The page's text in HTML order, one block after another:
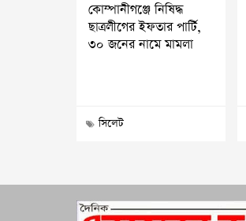
কোম্পানীগঞ্জে নিষিদ্ধ
ছাত্রলীগের ইফতার পার্টি,
৩০ জনের নামে মামলা
সিলেট